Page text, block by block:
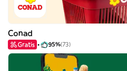
Conad
Gratis 95%(73)